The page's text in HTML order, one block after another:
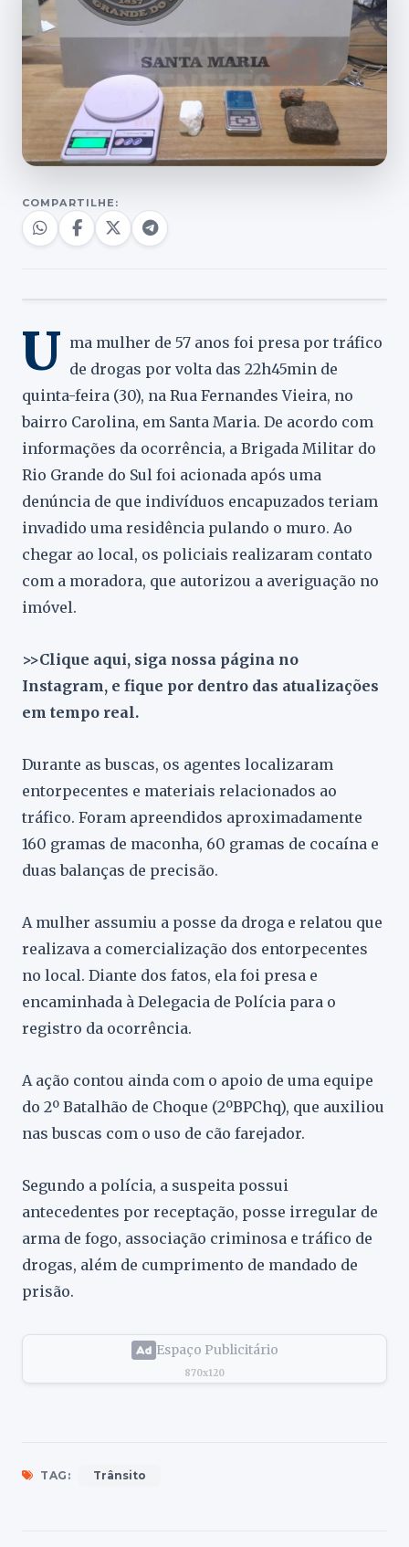
COMPARTILHE:
U ma mulher de 57 anos foi presa por tráfico
de drogas por volta das 22h45min de
quinta-feira (30), na Rua Fernandes Vieira, no
bairro Carolina, em Santa Maria. De acordo com
informações da ocorrência, a Brigada Militar do
Rio Grande do Sul foi acionada após uma
denúncia de que indivíduos encapuzados teriam
invadido uma residência pulando o muro. Ao
chegar ao local, os policiais realizaram contato
com a moradora, que autorizou a averiguação no
imóvel.
>>Clique aqui, siga nossa página no
Instagram, e fique por dentro das atualizações
em tempo real.
Durante as buscas, os agentes localizaram
entorpecentes e materiais relacionados ao
tráfico. Foram apreendidos aproximadamente
160 gramas de maconha, 60 gramas de cocaína e
duas balanças de precisão.
A mulher assumiu a posse da droga e relatou que
realizava a comercialização dos entorpecentes
no local. Diante dos fatos, ela foi presa e
encaminhada à Delegacia de Polícia para o
registro da ocorrência.
A ação contou ainda com o apoio de uma equipe
do 2º Batalhão de Choque (2ºBPChq), que auxiliou
nas buscas com o uso de cão farejador.
Segundo a polícia, a suspeita possui
antecedentes por receptação, posse irregular de
arma de fogo, associação criminosa e tráfico de
drogas, além de cumprimento de mandado de
prisão.
Espaço Publicitário
870x120
TAG: Trânsito